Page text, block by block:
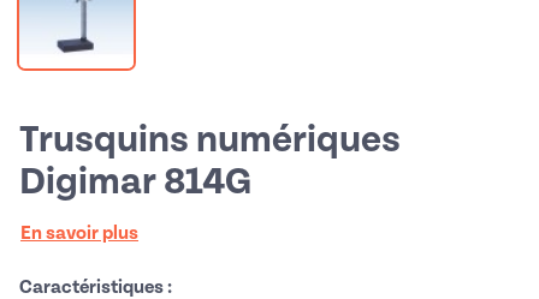
Trusquins numériques
Digimar 814G
En savoir plus
Caractéristiques :